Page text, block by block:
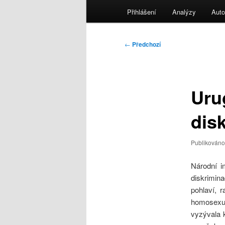
Přihlášení Analýzy
Navigace
← Předchozí
Publikováno
Národní
pohlaví,
vyzývala